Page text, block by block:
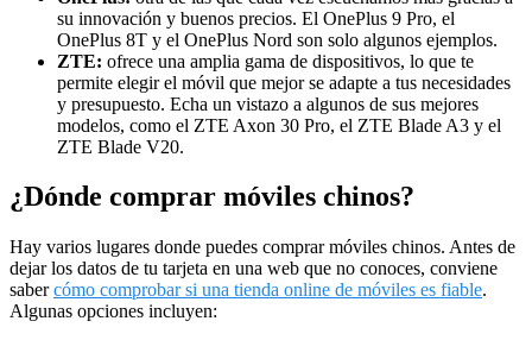
su innovación y buenos precios. El OnePlus 9 Pro, el
OnePlus 8T y el OnePlus Nord son solo algunos ejemplos.
ZTE: ofrece una amplia gama de dispositivos, lo que te
permite elegir el móvil que mejor se adapte a tus necesidades
y presupuesto. Echa un vistazo a algunos de sus mejores
modelos, como el ZTE Axon 30 Pro, el ZTE Blade A3 y el
ZTE Blade V20.
¿Dónde comprar móviles chinos?
Hay varios lugares donde puedes comprar móviles chinos. Antes de
dejar los datos de tu tarjeta en una web que no conoces, conviene
sabercómo comprobar si una tienda online de móviles es fiable.
Algunas opciones incluyen: